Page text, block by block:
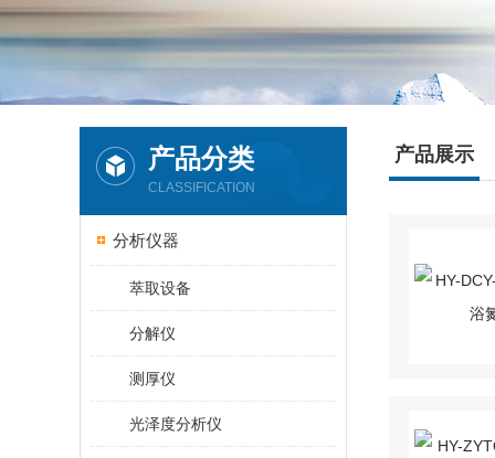
产品分类
CLASSIFICATION
分析仪器
萃取设备
分解仪
测厚仪
光泽度分析仪
产品展示